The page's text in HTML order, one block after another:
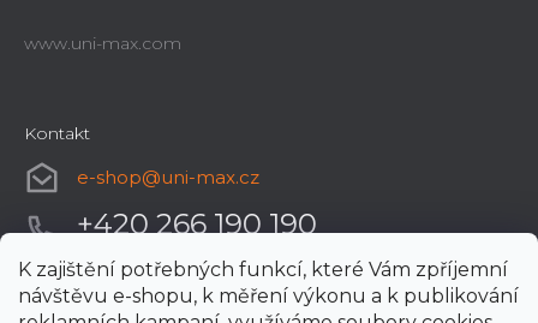
K zajištění potřebných funkcí, které Vám zpříjemní
návštěvu e-shopu, k měření výkonu a k publikování
www.uni-max.com
Kontakt
e-shop@uni-max.cz
+420 266 190 190